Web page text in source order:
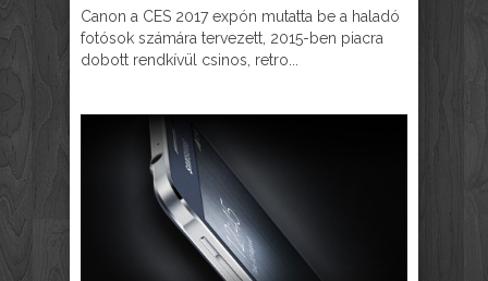
Canon a CES 2017 expón mutatta be a haladó
fotósok számára tervezett, 2015-ben piacra
dobott rendkívül csinos, retro...